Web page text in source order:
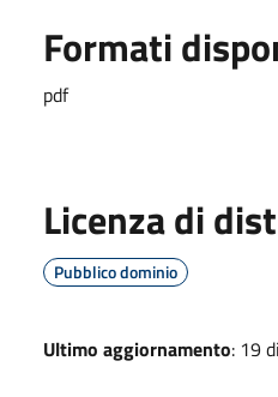
Formati
pdf
Licenza di
Pubblico dominio
Ultimo aggiornamento: 19